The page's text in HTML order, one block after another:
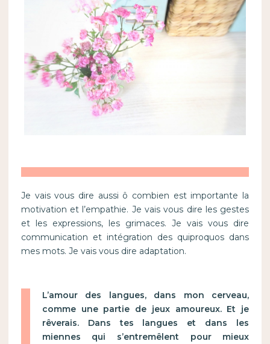
Je vais vous dire aussi ô combien est importante la
motivation et l’empathie. Je vais vous dire les gestes
et les expressions, les grimaces. Je vais vous dire
communication et intégration des quiproquos dans
mes mots. Je vais vous dire adaptation.
L’amour des langues, dans mon cerveau,
comme une partie de jeux amoureux. Et je
rêverais. Dans tes langues et dans les
miennes qui s’entremêlent pour mieux